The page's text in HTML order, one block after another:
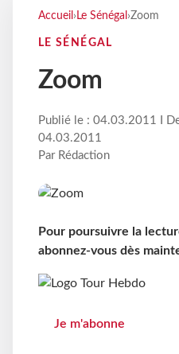
Accueil › Le Sénégal ›Zoom
LE SÉNÉGAL
Zoom
Publié le : 04.03.2011 I
04.03.2011
Par Rédaction
Pour poursuivre la
abonnez-vous dès
Je m'abonne